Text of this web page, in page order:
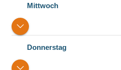
Mittwoch
Donnerstag